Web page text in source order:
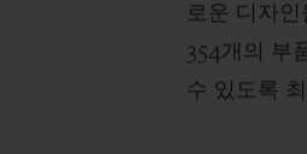
로운 디자
354개의 부
수 있도록